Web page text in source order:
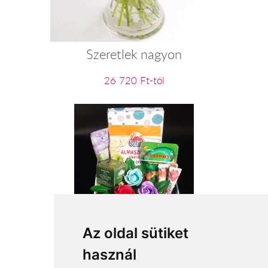
Az oldal sütiket
használ
Szeretlek nagyon
26 720 Ft-tól
VEGA ajándék csomag
14 000 Ft-tól